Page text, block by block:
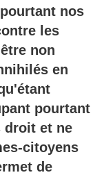
nos
les
non
en
pourtant
droit et ne
citoyens
de